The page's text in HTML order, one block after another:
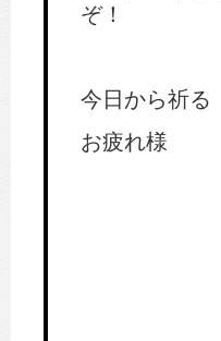
ぞ！
今日から祈る
お疲れ様